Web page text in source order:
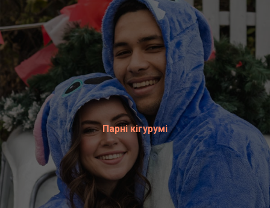
Парні кігурумі